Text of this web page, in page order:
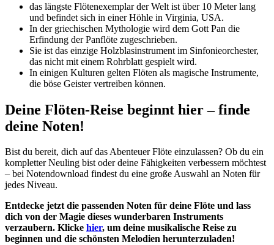
das längste Flötenexemplar der Welt ist über 10 Meter lang
und befindet sich in einer Höhle in Virginia, USA.
In der griechischen Mythologie wird dem Gott Pan die
Erfindung der Panflöte zugeschrieben.
Sie ist das einzige Holzblasinstrument im Sinfonieorchester,
das nicht mit einem Rohrblatt gespielt wird.
In einigen Kulturen gelten Flöten als magische Instrumente,
die böse Geister vertreiben können.
Deine Flöten-Reise beginnt hier – finde
deine Noten!
Bist du bereit, dich auf das Abenteuer Flöte einzulassen? Ob du ein
kompletter Neuling bist oder deine Fähigkeiten verbessern möchtest
– bei Notendownload findest du eine große Auswahl an Noten für
jedes Niveau.
Entdecke jetzt die passenden Noten für deine Flöte und lass
dich von der Magie dieses wunderbaren Instruments
verzaubern. Klicke hier, um deine musikalische Reise zu
beginnen und die schönsten Melodien herunterzuladen!